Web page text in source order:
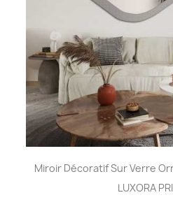
Miroir Décoratif Sur Verre
LUXORA